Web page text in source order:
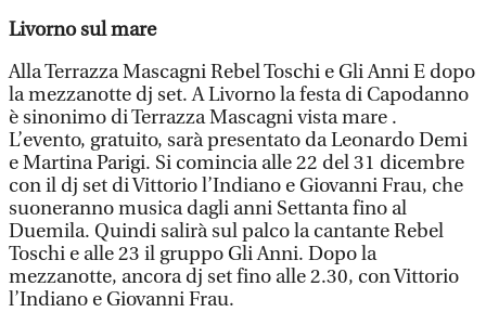
Livorno sul mare
Alla Terrazza Mascagni Rebel Toschi e Gli Anni E dopo
la mezzanotte dj set. A Livorno la festa di Capodanno
è sinonimo di Terrazza Mascagni vista mare .
L’evento, gratuito, sarà presentato da Leonardo Demi
e Martina Parigi. Si comincia alle 22 del 31 dicembre
con il dj set di Vittorio l’Indiano e Giovanni Frau, che
suoneranno musica dagli anni Settanta fino al
Duemila. Quindi salirà sul palco la cantante Rebel
Toschi e alle 23 il gruppo Gli Anni. Dopo la
mezzanotte, ancora dj set fino alle 2.30, con Vittorio
l’Indiano e Giovanni Frau.